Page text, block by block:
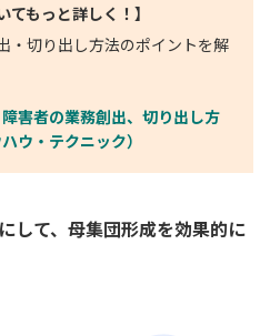
てもっと詳しく！】
・切り出し方法のポイントを解
害者の業務創出、切り出し方
ウ・テクニック）
して、母集団形成を効果的に